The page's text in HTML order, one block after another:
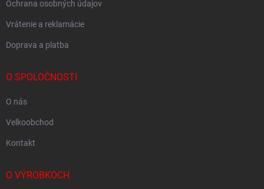
Ochrana osobných údajov
Vrátenie a reklamácie
Doprava a platba
O SPOLOČNOSTI
O nás
Velkoobchod
Kontakt
O VÝROBKOCH